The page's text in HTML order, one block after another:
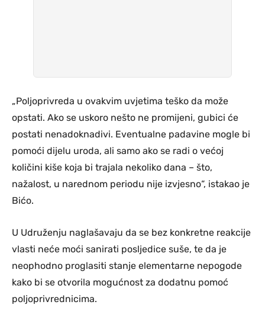
„Poljoprivreda u ovakvim uvjetima teško da može
opstati. Ako se uskoro nešto ne promijeni, gubici će
postati nenadoknadivi. Eventualne padavine mogle bi
pomoći dijelu uroda, ali samo ako se radi o većoj
količini kiše koja bi trajala nekoliko dana – što,
nažalost, u narednom periodu nije izvjesno“, istakao je
Bićo.
U Udruženju naglašavaju da se bez konkretne reakcije
vlasti neće moći sanirati posljedice suše, te da je
neophodno proglasiti stanje elementarne nepogode
kako bi se otvorila mogućnost za dodatnu pomoć
poljoprivrednicima.